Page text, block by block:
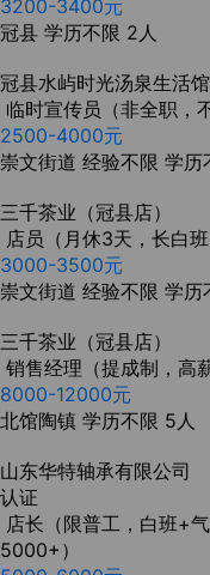
3200-3400元
冠县 学历不限 2人
冠县水屿时光汤泉生活馆
临时宣传员（非全职，
2500-4000元
崇文街道 经验不限 学历
三千茶业（冠县店）
店员（月休3天，长白班
3000-3500元
崇文街道 经验不限 学历
三千茶业（冠县店）
销售经理（提成制，高
8000-12000元
北馆陶镇 学历不限 5人
山东华特轴承有限公司
认证
店长（限普工，白班+
5000+）